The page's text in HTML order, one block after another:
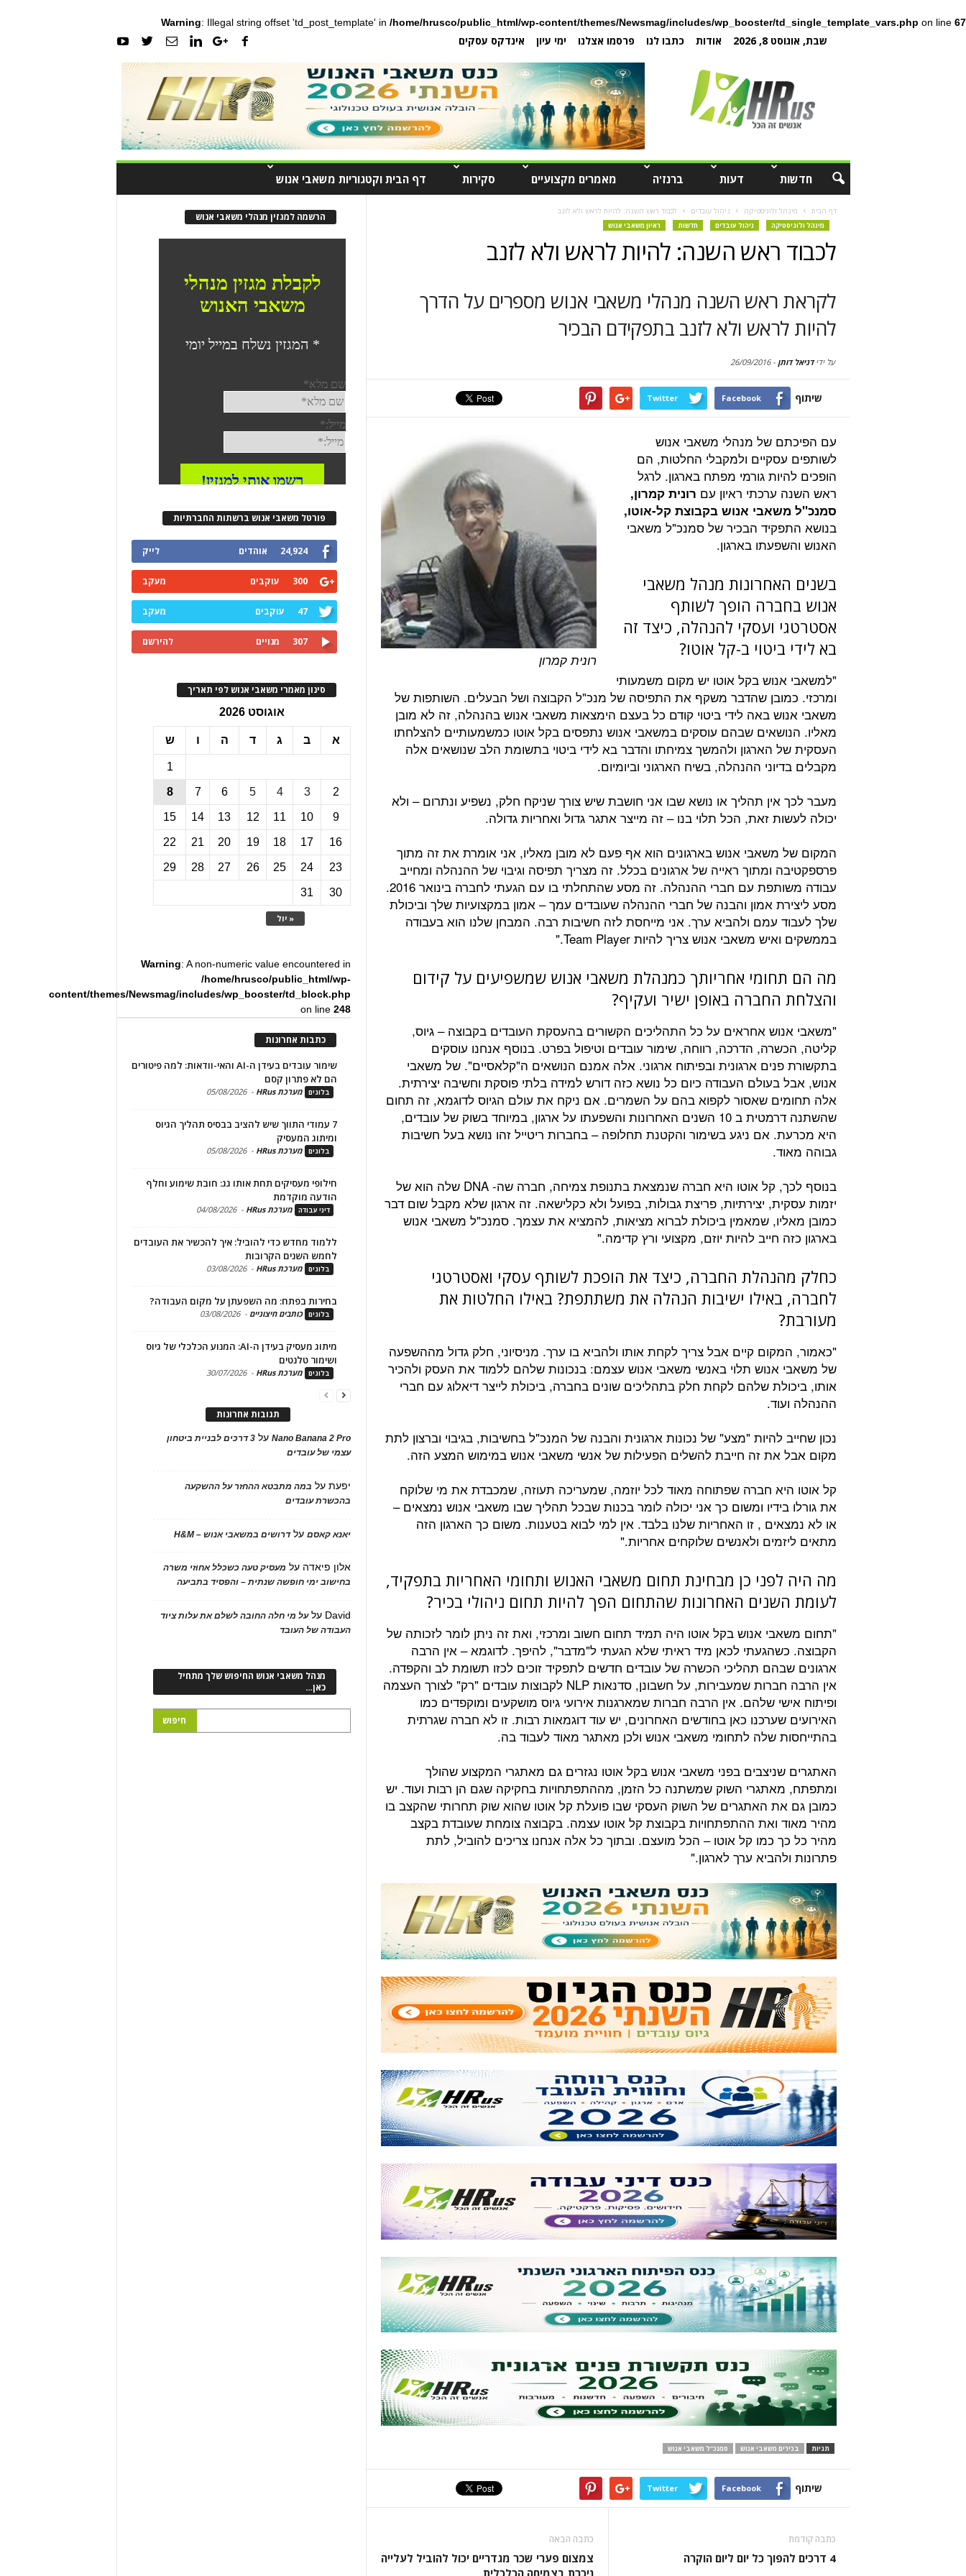
Warning: Illegal string offset 'td_post_template' in /home/hrusco/public_html/wp-content/themes/Newsmag/includes/wp_booster/td_single_template_vars.php on line 67
שבת, אוגוסט 8, 2026 אודות כתבו לנו פרסמו אצלנו ימי עיון אינדקס עסקים
חדשות דעות ברנז'ה מאמרים מקצועיים סקירות דף הבית וקטגוריות משאבי אנוש
דף הבית מינהל ולוגיסטיקה ניהול עובדים לכבוד ראש השנה: להיות לראש ולא לזנב
מינהל ולוגיסטיקה ניהול עובדים חדשות ראיון משאבי אנוש
לכבוד ראש השנה: להיות לראש ולא לזנב
לקראת ראש השנה מנהלי משאבי אנוש מספרים על הדרך
להיות לראש ולא לזנב בתפקידם הבכיר
על ידידניאל דותן -
26/09/2016
שיתוף Facebook
Twitter
רונית קמרון
עם הפיכתם של מנהלי משאבי אנוש
לשותפים עסקיים ולמקבלי החלטות, הם
הופכים להיות גורמי מפתח בארגון. לרגל
ראש השנה ערכתי ראיון עם רונית קמרון,
סמנכ"ל משאבי אנוש בקבוצת קל-אוטו,
בנושא התפקיד הבכיר של סמנכ"ל משאבי
האנוש והשפעתו בארגון.
בשנים האחרונות מנהל משאבי
אנוש בחברה הופך לשותף
אסטרטגי ועסקי להנהלה, כיצד זה
בא לידי ביטוי ב-קל אוטו?
"למשאבי אנוש בקל אוטו יש מקום משמעותי
ומרכזי. כמובן שהדבר משקף את התפיסה של מנכ"ל הקבוצה ושל הבעלים. השותפות של
משאבי אנוש באה לידי ביטוי קודם כל בעצם הימצאות משאבי אנוש בהנהלה, זה לא מובן
מאליו. הנושאים שבהם עוסקים במשאבי אנוש נתפסים בקל אוטו כמשמעותיים להצלחתו
העסקית של הארגון ולהמשך צמיחתו והדבר בא לידי ביטוי בתשומת הלב שנושאים אלה
מקבלים בדיוני ההנהלה, בשיח הארגוני וביומיום.
מעבר לכך אין תהליך או נושא שבו אני חושבת שיש צורך שניקח חלק, נשפיע ונתרום – ולא
יכולה לעשות זאת, הכל תלוי בנו – זה מייצר אתגר גדול ואחריות גדולה.
המקום של משאבי אנוש בארגונים הוא אף פעם לא מובן מאליו, אני אומרת את זה מתוך
פרספקטיבה ומתוך ראייה של ארגונים בכלל. זה מצריך תפיסה וגיבוי של ההנהלה ומחייב
עבודה משותפת עם חברי ההנהלה. זה מסע שהתחלתי בו עם הגעתי לחברה בינואר 2016.
מסע ליצירת אמון והבנה של חברי ההנהלה שעובדים עמך – אמון במקצועיות שלך וביכולת
שלך לעבוד עמם ולהביא ערך. אני מייחסת לזה חשיבות רבה. המבחן שלנו הוא בעבודה
בממשקים ואיש משאבי אנוש צריך להיות Team Player."
מה הם תחומי אחריותך כמנהלת משאבי אנוש שמשפיעים על קידום
והצלחת החברה באופן ישיר ועקיף?
"משאבי אנוש אחראים על כל התהליכים הקשורים בהעסקת העובדים בקבוצה – גיוס,
קליטה, הכשרה, הדרכה, רווחה, שימור עובדים וטיפול בפרט. בנוסף אנחנו עוסקים
בתקשורת פנים ארגונית ובפיתוח ארגוני. אלה אמנם הנושאים ה"קלאסיים". של משאבי
אנוש, אבל בעולם העבודה כיום כל נושא כזה דורש למידה בלתי פוסקת וחשיבה יצירתית.
אלה תחומים שאסור לקפוא בהם על השמרים. אם ניקח את עולם הגיוס לדוגמא, זה תחום
שהשתנה דרמטית ב 10 השנים האחרונות והשפעתו על ארגון, במיוחד בשוק של עובדים,
היא מכרעת. אם ניגע בשימור והקטנת תחלופה – בחברות ריטייל זהו נושא בעל חשיבות
גבוהה מאוד.
בנוסף לכך, קל אוטו היא חברה שנמצאת בתנופת צמיחה, חברה שה- DNA שלה הוא של
יזמות עסקית, יצירתיות, פריצת גבולות, בפועל ולא כקלישאה. זה ארגון שלא מקבל שום דבר
כמובן מאליו, שמאמין ביכולת לברוא מציאות, להמציא את עצמך. סמנכ"ל משאבי אנוש
בארגון כזה חייב להיות יוזם, מקצועי ורץ קדימה."
כחלק מהנהלת החברה, כיצד את הופכת לשותף עסקי ואסטרטגי
לחברה, באילו ישיבות הנהלה את משתתפת? באילו החלטות את
מעורבת?
"כאמור, המקום קיים אבל צריך לקחת אותו ולהביא בו ערך. מניסיוני, חלק גדול מההשפעה
של משאבי אנוש תלוי באנשי משאבי אנוש עצמם: בנכונות שלהם ללמוד את העסק ולהכיר
אותו, ביכולת שלהם לקחת חלק בתהליכים שונים בחברה, ביכולת לייצר דיאלוג עם חברי
ההנהלה ועוד.
נכון שחייב להיות "מצע" של נכונות ארגונית והבנה של המנכ"ל בחשיבות, בגיבוי וברצון לתת
מקום אבל את זה חייבת להשלים הפעילות של אנשי משאבי אנוש במימוש המצע הזה.
קל אוטו היא חברה שפתוחה מאוד לכל יוזמה, שמעריכה תעוזה, שמכבדת את מי שלוקח
את גורלו בידיו ומשום כך אני יכולה לומר בכנות שבכל תהליך שבו משאבי אנוש נמצאים –
או לא נמצאים , זו האחריות שלנו בלבד. אין למי לבוא בטענות. משום כך הארגון הזה
מתאים ליזמים ולאנשים שלוקחים אחריות."
מה היה לפני כן מבחינת תחום משאבי האנוש ותחומי האחריות בתפקיד,
לעומת השנים האחרונות שהתחום הפך להיות תחום ניהולי בכיר?
"תחום משאבי אנוש בקל אוטו היה תמיד תחום חשוב ומרכזי, ואת זה ניתן לומר לזכותה של
הקבוצה. כשהגעתי לכאן מיד ראיתי שלא הגעתי ל"מדבר", להיפך. לדוגמא – אין הרבה
ארגונים שבהם תהליכי הכשרה של עובדים חדשים לתפקיד זוכים לכזו תשומת לב והקפדה.
אין הרבה חברות שמעבירות, על חשבונן, סדנאות NLP לקבוצות עובדים "רק" לצורך העצמה
ופיתוח אישי שלהם. אין הרבה חברות שמארגנות אירועי גיוס מושקעים ומוקפדים כמו
האירועים שערכנו כאן בחודשים האחרונים, יש עוד דוגמאות רבות. זו לא חברה שגרתית
בהתייחסות שלה לתחומי משאבי אנוש ולכן מאתגר מאוד לעבוד בה.
האתגרים שניצבים בפני משאבי אנוש בקל אוטו נגזרים גם מאתגרי המקצוע שהולך
ומתפתח, מאתגרי השוק שמשתנה כל הזמן, מההתפתחויות בחקיקה שגם הן רבות ועוד. יש
כמובן גם את האתגרים של השוק העסקי שבו פועלת קל אוטו שהוא שוק תחרותי שהקצב בו
מהיר מאוד ואת ההתפתחויות בקבוצת קל אוטו עצמה. בקבוצה צומחת שעובדת בקצב
מהיר כל כך כמו קל אוטו – הכל מועצם. ובתוך כל אלה אנחנו צריכים להוביל, לתת
פתרונות ולהביא ערך לארגון."
תגיות בכירים משאבי אנוש סמנכ"ל משאבי אנוש
שיתוף Facebook
Twitter
כתבה קודמת
4 דרכים להפוך כל יום ליום הוקרה
כתבה הבאה
צמצום פערי שכר מגדריים יכול להוביל לעלייה
ניכרת בצמיחה הכלכלית
הרשמה למגזין מנהלי משאבי אנוש
פורטל משאבי אנוש ברשתות החברתיות
24,924 אוהדים לייק
300 עוקבים מעקב
47 עוקבים מעקב
307 מנויים להירשם
סינון מאמרי משאבי אנוש לפי תאריך
אוגוסט 2026
א ב ג ד ה ו ש
« יול
1
2
3
4
5
6
7
8
9
10
11
12
13
14
15
16
17
18
19
20
21
22
23
24
25
26
27
28
29
30
31
Warning: A non-numeric value encountered in
/home/hrusco/public_html/wp-
content/themes/Newsmag/includes/wp_booster/td_block.php
on line248
כתבות אחרונות
שימור עובדים בעידן ה-AI והאי-וודאות: למה פיטורים
הם לא פתרון קסם
בלוגים מערכת HRus -
05/08/2026
7 עמודי התווך שיש להציב בבסיס תהליך הגיוס
ומיתוג המעסיק
בלוגים מערכת HRus -
05/08/2026
חילופי מעסיקים תחת אותו גג: חובת שימוע וחלף
הודעה מוקדמת
דיני עבודה מערכת HRus -
04/08/2026
ללמוד מחדש כדי להוביל: איך להכשיר את העובדים
לחמש השנים הקרובות
בלוגים מערכת HRus -
03/08/2026
בחירות בפתח: מה השפעתן על מקום העבודה?
בלוגים כותבים חיצוניים -
03/08/2026
מיתוג מעסיק בעידן ה-AI: המנוע הכלכלי של גיוס
ושימור טלנטים
בלוגים מערכת HRus -
30/07/2026
תגובות אחרונות
Nano Banana 2 Proעל 3 דרכים לבניית ביטחון
עצמי של עובדים
יפעתעל במה מתבטא ההחזר על ההשקעה
בהכשרת עובדים
יאנא קאסםעלדרושים במשאבי אנוש – H&M
אלון פיאדה על מעסיק טעה כשכלל אחוזי משרה
בחישוב ימי חופשה שנתית – והפסיד בתביעה
David עלעל מי חלה החובה לשלם את עלות ציוד
העבודה של העובד
מנהל משאבי אנוש החיפוש שלך מתחיל
כאן…